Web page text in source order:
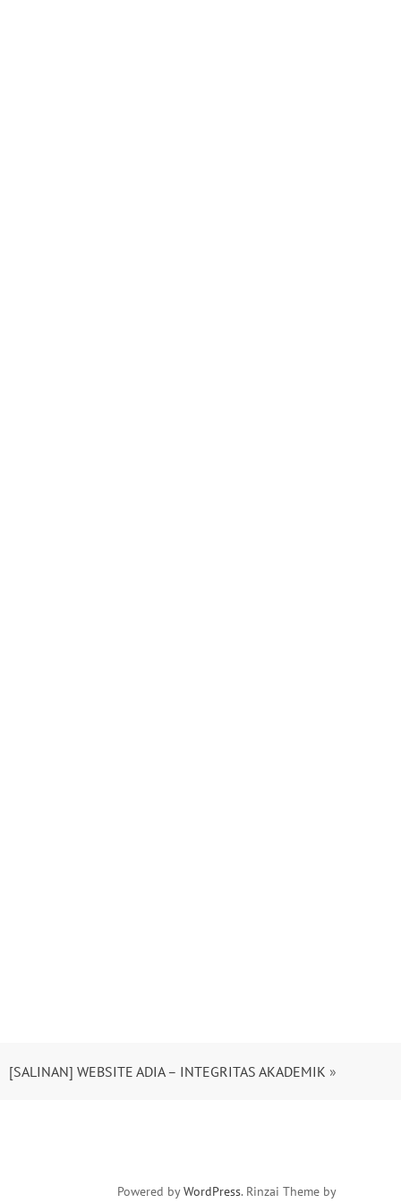
[SALINAN] WEBSITE ADIA – INTEGRITAS AKADEMIK »
Powered byWordPress. Rinzai Theme by